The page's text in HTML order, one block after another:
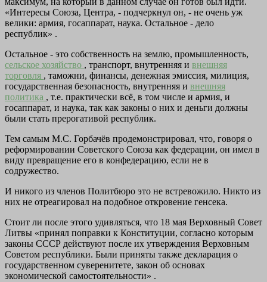
«Интересы Союза, Центра, - подчеркнул он, - не очень уж
велики: армия, госаппарат, наука. Остальное - дело
республик» .
Остальное - это собственность на землю, промышленность,
сельское хозяйство , транспорт, внутренняя и внешняя
торговля , таможни, финансы, денежная эмиссия, милиция,
государственная безопасность, внутренняя и внешняя
политика , т.е. практически всё, в том числе и армия, и
госаппарат, и наука, так как законы о них и деньги должны
были стать прерогативой республик.
Тем самым М.С. Горбачёв продемонстрировал, что, говоря о
реформировании Советского Союза как федерации, он имел в
виду превращение его в конфедерацию, если не в
содружество.
И никого из членов Политбюро это не встревожило. Никто из
них не отреагировал на подобное откровение генсека.
Стоит ли после этого удивляться, что 18 мая Верховный Совет
Литвы «принял поправки к Конституции, согласно которым
законы СССР действуют после их утверждения Верховным
Советом республики. Были приняты также декларация о
государственном суверенитете, закон об основах
экономической самостоятельности» .